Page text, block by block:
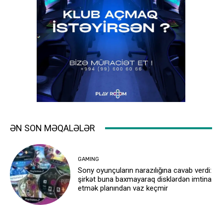
ƏN SON MƏQALƏLƏR
GAMING
Sony oyunçuların narazılığına cavab verdi:
şirkət buna baxmayaraq disklərdən imtina
etmək planından vaz keçmir